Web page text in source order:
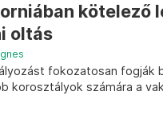
kötelező
oltás
fokozatosan fogják
korosztályok számára a